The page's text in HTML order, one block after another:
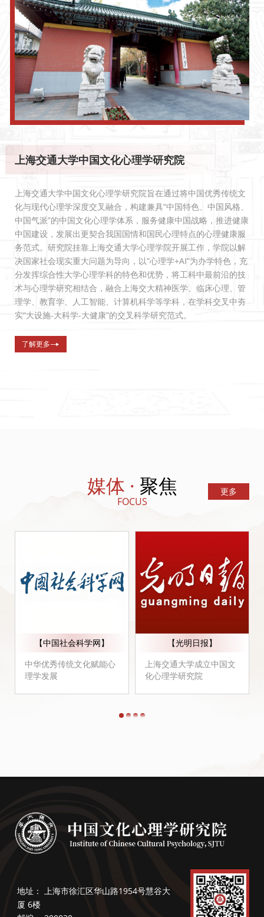
上海交通大学中国文化心理学研究院
上海交通大学中国文化心理学研究院旨在通过将中国优秀传统文
化与现代心理学深度交叉融合，构建兼具“中国特色、中国风格、
中国气派”的中国文化心理学体系，服务健康中国战略，推进健康
中国建设，发展出更契合我国国情和国民心理特点的心理健康服
务范式。研究院挂靠上海交通大学心理学院开展工作，学院以解
决国家社会现实重大问题为导向，以“心理学+AI”为办学特色，充
分发挥综合性大学心理学科的特色和优势，将工科中最前沿的技
术与心理学研究相结合，融合上海交大精神医学、临床心理、管
理学、教育学、人工智能、计算机科学等学科，在学科交叉中夯
实“大设施-大科学-大健康”的交叉科学研究范式。
了解更多
媒体 · 聚焦
FOCUS
更多
【中国社会科学网】
中华优秀传统文化赋能心
理学发展
【光明日报】
上海交通大学成立中国文
化心理学研究院
地址： 上海市徐汇区华山路1954号慧谷大
厦 6楼